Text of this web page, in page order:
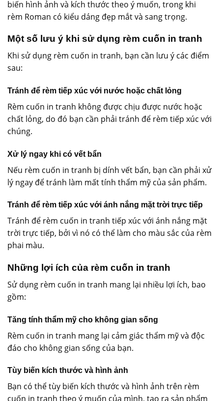
biến hình ảnh và kích thước theo ý muốn, trong khi
rèm Roman có kiểu dáng đẹp mắt và sang trọng.
Một số lưu ý khi sử dụng rèm cuốn in tranh
Khi sử dụng rèm cuốn in tranh, bạn cần lưu ý các điểm
sau:
Tránh để rèm tiếp xúc với nước hoặc chất lỏng
Rèm cuốn in tranh không được chịu được nước hoặc
chất lỏng, do đó bạn cần phải tránh để rèm tiếp xúc với
chúng.
Xử lý ngay khi có vết bẩn
Nếu rèm cuốn in tranh bị dính vết bẩn, bạn cần phải xử
lý ngay để tránh làm mất tính thẩm mỹ của sản phẩm.
Tránh để rèm tiếp xúc với ánh nắng mặt trời trực tiếp
Tránh để rèm cuốn in tranh tiếp xúc với ánh nắng mặt
trời trực tiếp, bởi vì nó có thể làm cho màu sắc của rèm
phai màu.
Những lợi ích của rèm cuốn in tranh
Sử dụng rèm cuốn in tranh mang lại nhiều lợi ích, bao
gồm:
Tăng tính thẩm mỹ cho không gian sống
Rèm cuốn in tranh mang lại cảm giác thẩm mỹ và độc
đáo cho không gian sống của bạn.
Tùy biến kích thước và hình ảnh
Bạn có thể tùy biến kích thước và hình ảnh trên rèm
cuốn in tranh theo ý muốn của mình, tạo ra sản phẩm